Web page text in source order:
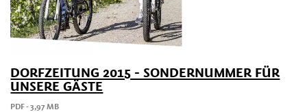
DORFZEITUNG 2015 - SONDERNUMMER FÜR
UNSERE GÄSTE
PDF - 3,97 MB